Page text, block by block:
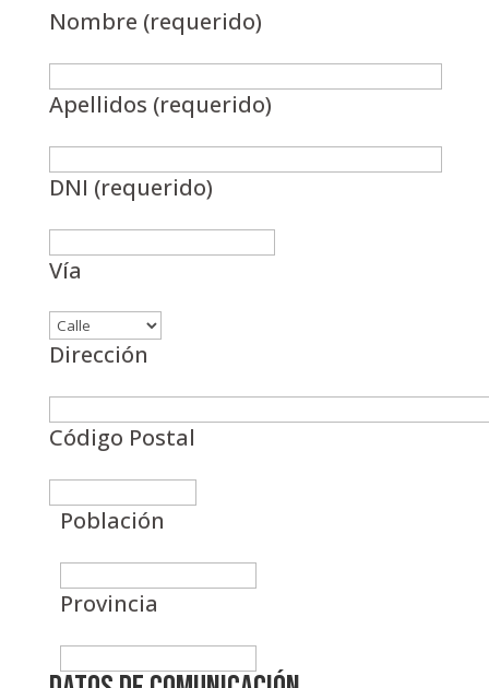
Nombre (requerido)
Apellidos (requerido)
DNI (requerido)
Vía
Dirección
Código Postal
Población
Provincia